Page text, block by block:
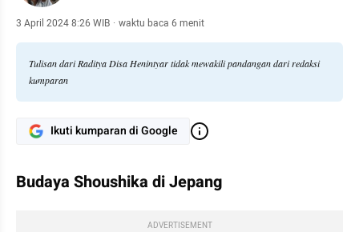
3 April 2024 8:26 WIB · waktu baca 6 menit
Tulisan dari Raditya Disa Henintyar tidak mewakili pandangan dari redaksi
kumparan
Ikuti kumparan di Google
Budaya Shoushika di Jepang
ADVERTISEMENT